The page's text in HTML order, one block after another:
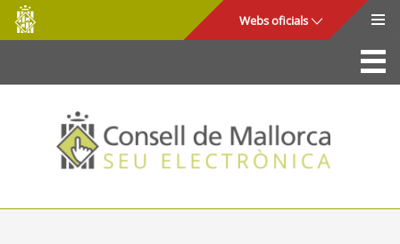
Salta al contingut principal
Consell
de
Mallorca
Webs oficials
La Seu
Consell de Mallorca
Accés i seguretat
Utilitats